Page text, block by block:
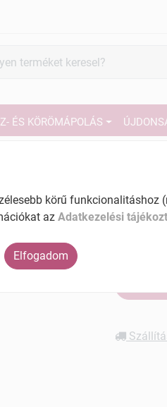
ÉS KÖRÖMÁPOLÁS
27%
körű funkcionalitáshoz
az Adatkezelési
Elfogadom